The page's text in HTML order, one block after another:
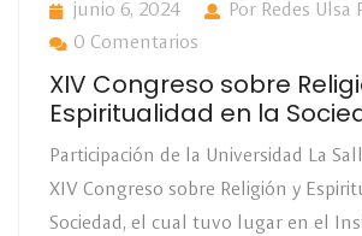
junio 6, 2024
Por Redes Ulsa
0 Comentarios
XIV Congreso sobre
Espiritualidad en la
Participación de la Universidad La
XIV Congreso sobre Religión y
Sociedad, el cual tuvo lugar en el